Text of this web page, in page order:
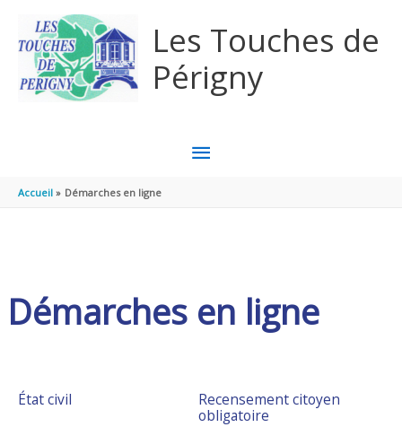
Les Touches de
Périgny
MENU
Accueil Démarches en ligne
Démarches en ligne
État civil
Recensement citoyen
obligatoire